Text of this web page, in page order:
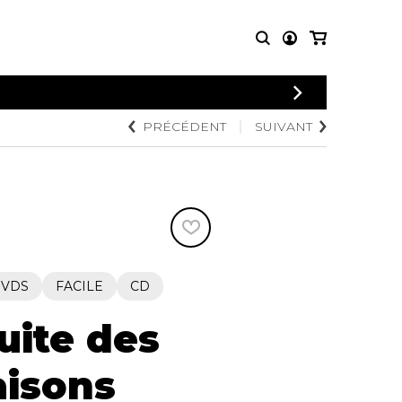
CONNEXION
PARTITIONS
POUR
Quatuor de saxophones
AUTRES
PRODUITS
Disques compacts et
DVDs
PRÉCÉDENT SUIVANT
FACILE CD
des